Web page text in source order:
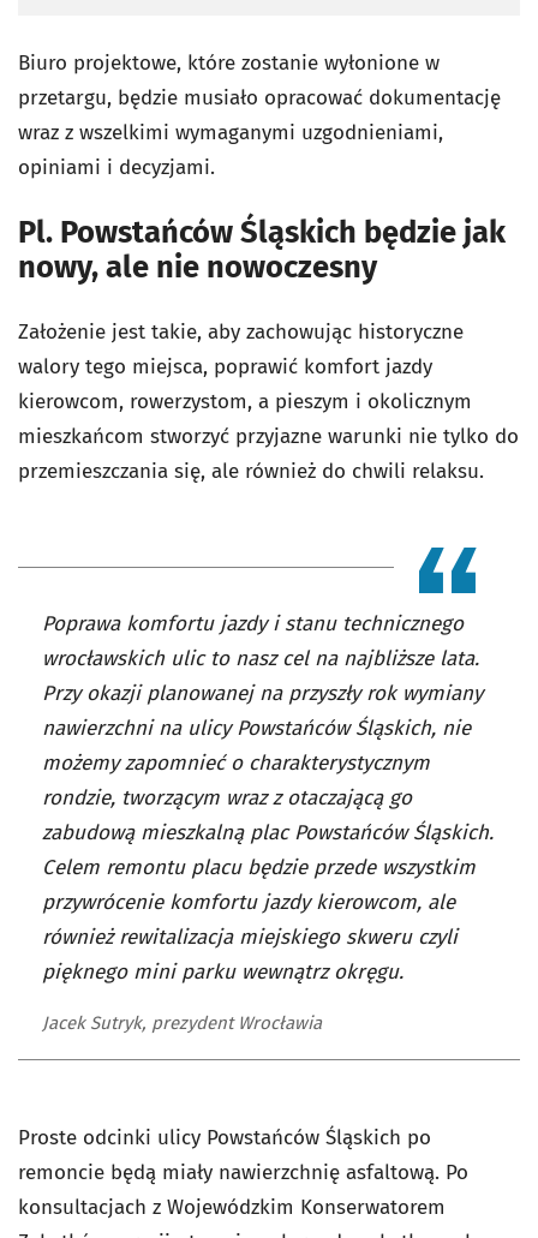
Biuro projektowe, które zostanie wyłonione w
przetargu, będzie musiało opracować dokumentację
wraz z wszelkimi wymaganymi uzgodnieniami,
opiniami i decyzjami.
Pl. Powstańców Śląskich będzie jak
nowy, ale nie nowoczesny
Założenie jest takie, aby zachowując historyczne
walory tego miejsca, poprawić komfort jazdy
kierowcom, rowerzystom, a pieszym i okolicznym
mieszkańcom stworzyć przyjazne warunki nie tylko do
przemieszczania się, ale również do chwili relaksu.
Poprawa komfortu jazdy i stanu technicznego
wrocławskich ulic to nasz cel na najbliższe lata.
Przy okazji planowanej na przyszły rok wymiany
nawierzchni na ulicy Powstańców Śląskich, nie
możemy zapomnieć o charakterystycznym
rondzie, tworzącym wraz z otaczającą go
zabudową mieszkalną plac Powstańców Śląskich.
Celem remontu placu będzie przede wszystkim
przywrócenie komfortu jazdy kierowcom, ale
również rewitalizacja miejskiego skweru czyli
pięknego mini parku wewnątrz okręgu.
Jacek Sutryk, prezydent Wrocławia
Proste odcinki ulicy Powstańców Śląskich po
remoncie będą miały nawierzchnię asfaltową. Po
konsultacjach z Wojewódzkim Konserwatorem